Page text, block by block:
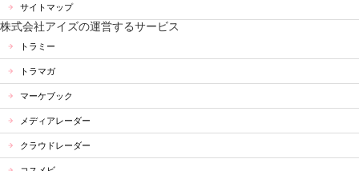
サイトマップ
株式会社アイズの運営するサービス
トラミー
トラマガ
マーケブック
メディアレーダー
クラウドレーダー